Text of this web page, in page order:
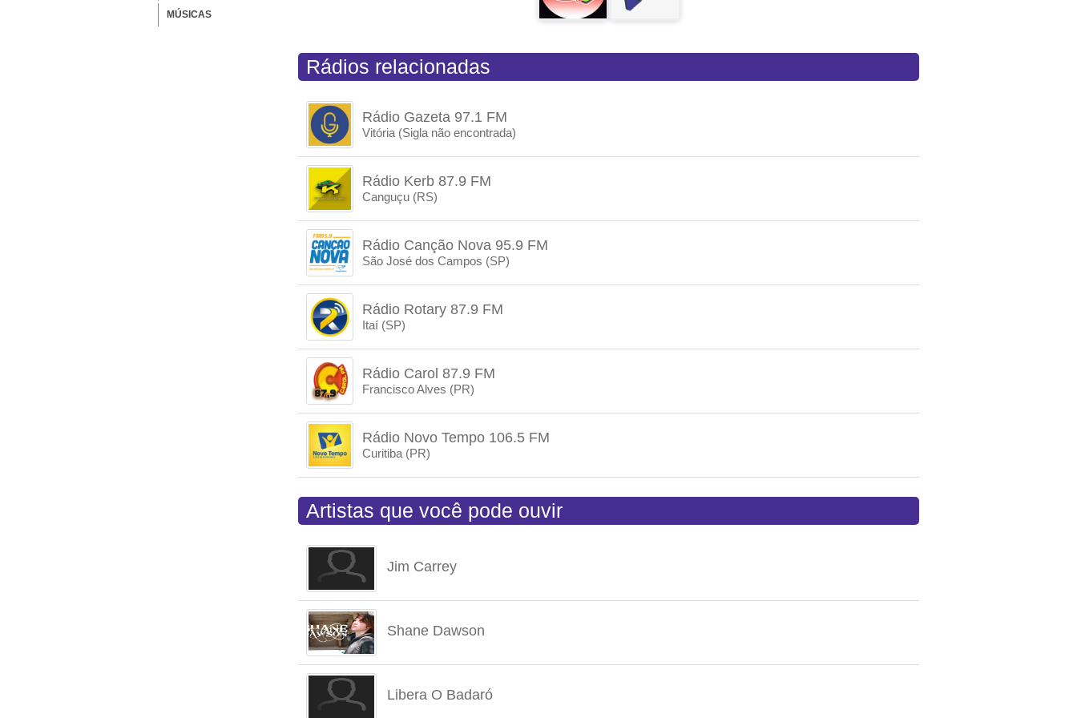
MÚSICAS
Rádios relacionadas
Rádio Gazeta 97.1 FM
Vitória (Sigla não encontrada)
Rádio Kerb 87.9 FM
Canguçu (RS)
Rádio Canção Nova 95.9 FM
São José dos Campos (SP)
Rádio Rotary 87.9 FM
Itaí (SP)
Rádio Carol 87.9 FM
Francisco Alves (PR)
Rádio Novo Tempo 106.5 FM
Curitiba (PR)
Artistas que você pode ouvir
Jim Carrey
Shane Dawson
Libera O Badaró